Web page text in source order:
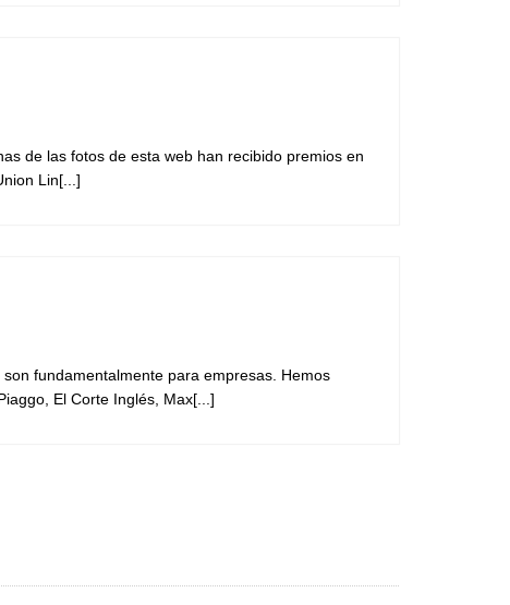
de las fotos de esta web han recibido premios en
Lin[...]
fundamentalmente para empresas. Hemos
El Corte Inglés, Max[...]